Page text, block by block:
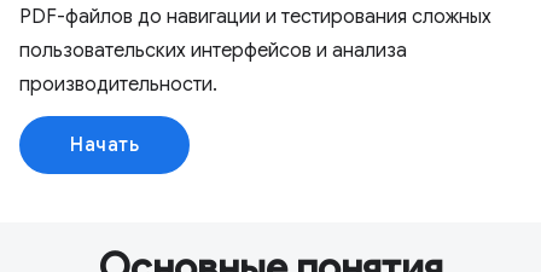
PDF-файлов до навигации и тестирования сложных
пользовательских интерфейсов и анализа
производительности.
Начать